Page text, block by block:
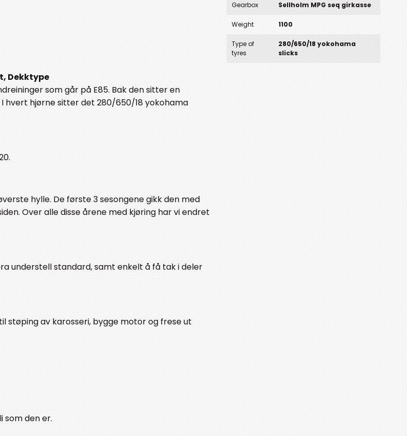
Dekktype
som går på E85. Bak den sitter en
I hvert hjørne sitter det 280/650/18 yokohama
hylle. De første 3 sesongene gikk den med
Over alle disse årene med kjøring har vi endret
understell standard, samt enkelt å få tak i deler
støping av karosseri, bygge motor og frese ut
som den er.
Gearbox Sellholm MPG seq girkasse
Weight 1100
Type of
tyres
280/650/18 yokohama
slicks